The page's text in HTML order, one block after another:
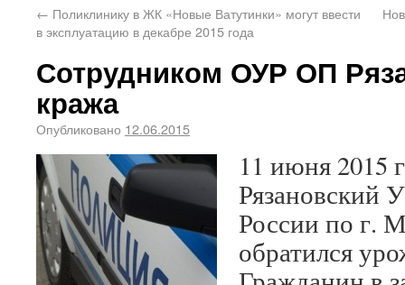
← Поликлинику в ЖК «Новые Ватутинки» могут ввести
в эксплуатацию в декабре 2015 года
Сотрудником ОУР ОП
кража
Опубликовано 12.06.2015
11 июня 2015
России по г.
обратился